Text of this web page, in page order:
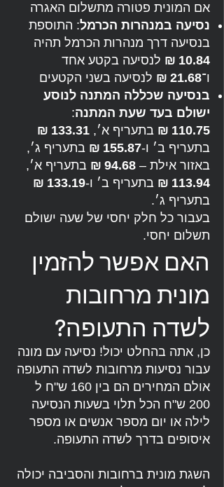
אם המונית פטורה מתשלום האגרה
נסיעה במנהרות הכרמל: התוספת
בנסיעה דרך מנהרות הכרמל תהיה
10.84 ₪
לנסיעה בקטע אחד
ו־21.68 ₪
לנסיעה בשני הקטעים
בנסיעה שכללה המתנה לנוסע
ישולם בעד שעת המתנה:
110.75 ₪
בתעריף א׳, 133.31 ₪
בתעריף ב׳ ו-155.87 ₪
בתעריף ג׳,
באזור אילת – 94.68 ₪
בתעריף א׳,
113.94 ₪
בתעריף ב׳ ו-133.19 ₪
בתעריף ג׳.
בעבור כל חלק יחסי של שעה ישולם
תשלום יחסי.
האם אפשר להזמין
מונית מרחובות
לשדה התעופה?
כן, אתה בהחלט יכול! נסיעה עם מונה
עבור נסיעות מרחובות לשדה התעופה
אולם המחירים הם בין 160 ש"ח ל
200 ש"ח הכל תלוי בשעות הנסיעה
לילה או יום מספר אנשים או מספר
איסופים בדרך לשדה התעופה.
השגת מונית ברחובות והסביבה יכולה